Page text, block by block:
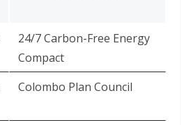
24/7 Carbon-Free Energy
Compact
Colombo Plan Council